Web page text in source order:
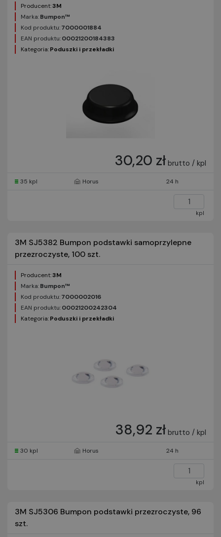
Producent:3M
Marka:Bumpon™
Kod produktu:7000001884
EAN produktu:00021200184383
Kategoria:Poduszki i przekładki
30,20 zł brutto / kpl
35 kpl Horus 24 h
kpl
3M SJ5382 Bumpon podstawki samoprzylepne
przezroczyste, 100 szt.
Producent:3M
Marka:Bumpon™
Kod produktu:7000002016
EAN produktu:00021200242304
Kategoria:Poduszki i przekładki
38,92 zł brutto / kpl
30 kpl Horus 24 h
kpl
3M SJ5306 Bumpon podstawki przezroczyste, 96
szt.